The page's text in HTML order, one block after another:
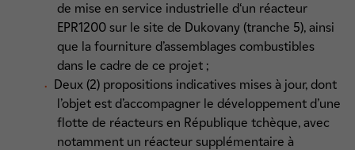
de mise en service industrielle d‘un réacteur
EPR1200 sur le site de Dukovany (tranche 5), ainsi
que la fourniture d’assemblages combustibles
dans le cadre de ce projet ;
Deux (2) propositions indicatives mises à jour, dont
l’objet est d’accompagner le développement d’une
flotte de réacteurs en République tchèque, avec
notamment un réacteur supplémentaire à